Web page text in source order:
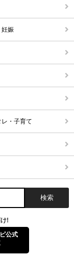
妊娠
・子育て
!
公式